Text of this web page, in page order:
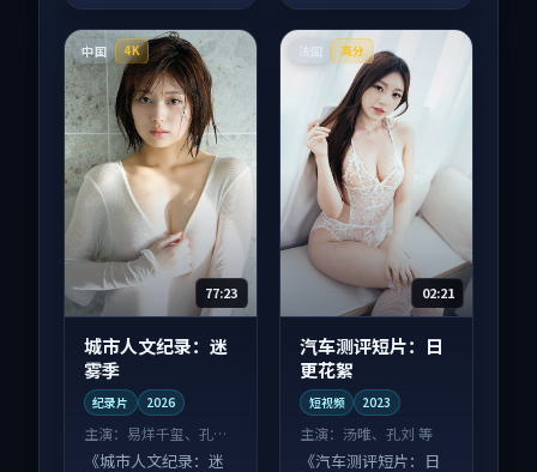
中国 4K
77:23
城市人文纪录：迷
雾季
纪录片 2026
主演： 易烊千玺、孔刘
等
《城市人文纪录：迷
高分
02:21
汽车测评短片：日
更花絮
短视频 2023
主演： 汤唯、孔刘 等
《汽车测评短片：日